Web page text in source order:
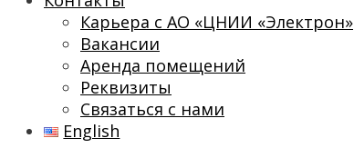
Карьера с АО «ЦНИИ «Электрон»
Вакансии
Аренда помещений
Реквизиты
Связаться с нами
English